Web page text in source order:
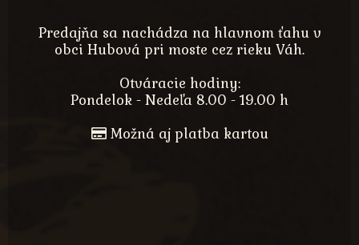
Predajňa sa nachádza na hlavnom ťahu v
obci Hubová pri moste cez rieku Váh.
Otváracie hodiny:
Pondelok - Nedeľa 8.00 - 19.00 h
Možná aj platba kartou